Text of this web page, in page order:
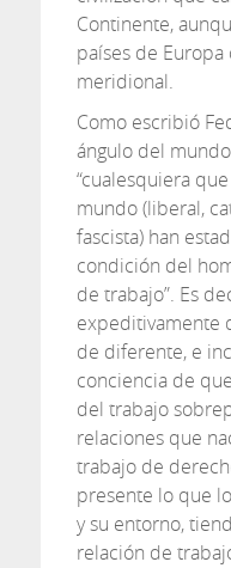
Continente,
países de
meridional.
Como escribió
ángulo del
“cualesquiera
mundo (liberal,
fascista) han
condición del
de trabajo”. Es
expeditivamente
de diferente, e
conciencia de
del trabajo
relaciones que
trabajo de
presente lo que
y su entorno,
relación de